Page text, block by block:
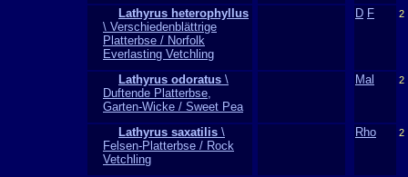
Lathyrus heterophyllus
\ Verschiedenblättrige
Platterbse / Norfolk
Everlasting Vetchling
D F 2
Lathyrus odoratus \
Duftende Platterbse,
Garten-Wicke / Sweet Pea
Mal 2
Lathyrus saxatilis \
Felsen-Platterbse / Rock
Vetchling
Rho 2